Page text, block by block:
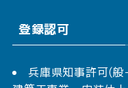
登録認可
兵庫県知事許可(